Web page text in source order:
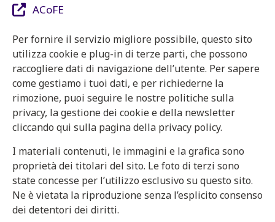
ACoFE
Per fornire il servizio migliore possibile, questo sito
utilizza cookie e plug-in di terze parti, che possono
raccogliere dati di navigazione dell’utente. Per sapere
come gestiamo i tuoi dati, e per richiederne la
rimozione, puoi seguire le nostre politiche sulla
privacy, la gestione dei cookie e della newsletter
cliccando qui sulla pagina della privacy policy.
I materiali contenuti, le immagini e la grafica sono
proprietà dei titolari del sito. Le foto di terzi sono
state concesse per l’utilizzo esclusivo su questo sito.
Ne è vietata la riproduzione senza l’esplicito consenso
dei detentori dei diritti.